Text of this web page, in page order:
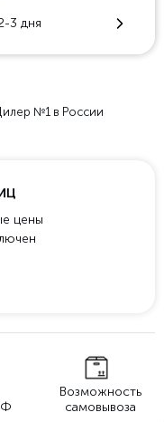
3 дня
№1 в России
цены
Возможность
самовывоза